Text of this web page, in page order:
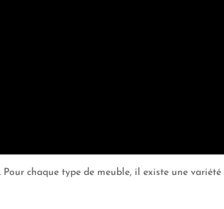
chaque type de meuble, il existe une variété